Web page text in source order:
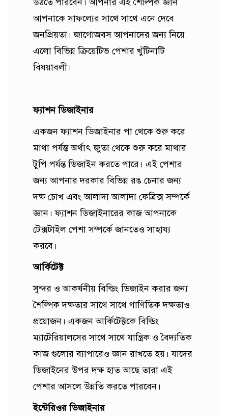
আপনাকে সাফল্যের সাথে সাথে এনে দেবে
জনপ্রিয়তা। জাগোজবস আপনাদের জন্য নিয়ে
এলো বিভিন্ন ক্রিয়েটিভ পেশার খুঁটিনাটি
বিষয়াবলী।
ফ্যাশন ডিজাইনার
একজন ফ্যাশন ডিজাইনার পা থেকে শুরু করে
মাথা পর্যন্ত অর্থাৎ জুতা থেকে শুরু করে মাথার
টুপি পর্যন্ত ডিজাইন করতে পারে। এই পেশার
জন্য আপনার দরকার বিভিন্ন রঙ চেনার জন্য
দক্ষ চোখ এবং আলাদা আলাদা ফেব্রিক্স সম্পর্কে
জ্ঞান। ফ্যাশন ডিজাইনারের কাজ আপনাকে
টেক্সটাইল পেশা সম্পর্কে জানতেও সাহায্য
করবে।
আর্কিটেক্ট
সুন্দর ও আকর্ষনীয় বিল্ডিং ডিজাইন করার জন্য
শৈল্পিক দক্ষতার সাথে সাথে গাণিতিক দক্ষতাও
প্রয়োজন। একজন আর্কিটেক্টকে বিল্ডিং
ম্যাটেরিয়ালসের সাথে সাথে যান্ত্রিক ও বৈদ্যতিক
কাজ গুলোর ব্যাপারেও জ্ঞান রাখতে হয়। যাদের
ডিজাইনের উপর দক্ষ হাত আছে তারা এই
পেশার আসলে উন্নতি করতে পারবেন।
ইন্টেরিওর ডিজাইনার